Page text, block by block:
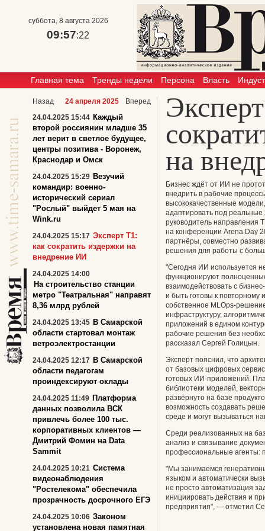
суббота, 8 августа 2026
09:57:22
Главная тема Тренды недели Персона Власть
на
Бизнес ждёт от ИИ не
внедрить в рабочие
высококачественные
адаптировать под
руководитель направления
на конференции Arena Day
партнёры, совместно
решения для работы с
"Сегодня ИИ используется
функционируют
взаимодействовать с
и быть готовы к
собственное MLOps-
инфраструктуру,
приложений в едином
рабочие решения без
рассказал Сергей Голицын.
Эксперт пояснил, что
от базовых цифровых
готовых ИИ-приложений.
библиотеки моделей,
развёрнуто на базе
возможность создавать
среде и могут вызываться
Среди реализованных на
анализ и связывание
профессиональные агенты:
"Мы занимаемся
языком и автоматически
не просто автоматизация
инициировать действия и
предприятия", — отметил
Назад 24 апреля 2025
Вперед
24.04.2025 15:44 Каждый
второй россиянин младше 35
лет верит в светлое будущее,
центры позитива - Воронеж,
Краснодар и Омск
24.04.2025 15:29 Везучий
командир: военно-
исторический сериал
"Рослый" выйдет 5 мая на
Wink.ru
24.04.2025 15:17 Эксперт Т1:
как сократить издержки на
внедрение ИИ
24.04.2025 14:00
На строительство станции
метро "Театральная" направят
8,36 млрд рублей
24.04.2025 13:45 В Самарской
области стартовал монтаж
ветроэлектростанции
24.04.2025 12:17 В Самарской
области педагогам
проиндексируют оклады
24.04.2025 11:49 Платформа
данных позволила ВСК
привлечь более 100 тыс.
корпоративных клиентов —
Дмитрий Фомин на Data
Sammit
24.04.2025 10:21 Система
видеонаблюдения
"Ростелекома" обеспечила
прозрачность досрочного ЕГЭ
24.04.2025 10:06 Законом
установлена новая памятная